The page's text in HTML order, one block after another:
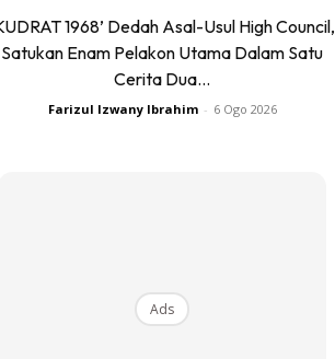
1968’ Dedah Asal-Usul High Council,
Satukan Enam Pelakon Utama Dalam Satu
Cerita Dua...
Farizul Izwany Ibrahim - 6 Ogo 2026
Ads